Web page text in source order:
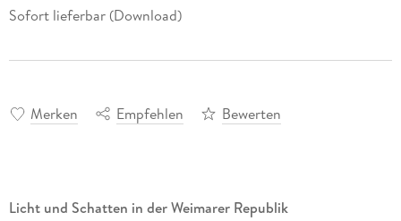
Sofort lieferbar (Download)
Merken Empfehlen Bewerten
Licht und Schatten in der Weimarer Republik